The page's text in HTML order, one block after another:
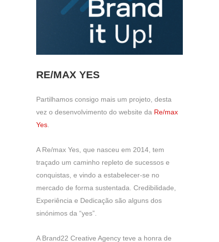
RE/MAX YES
Partilhamos consigo mais um projeto, desta
vez o desenvolvimento do website da Re/max
Yes
A Re/max Yes, que nasceu em 2014, tem
traçado um caminho repleto de sucessos e
conquistas, e vindo a estabelecer-se no
mercado de forma sustentada. Credibilidade,
Experiência e Dedicação são alguns dos
sinónimos da “yes”.
A Brand22 Creative Agency teve a honra de